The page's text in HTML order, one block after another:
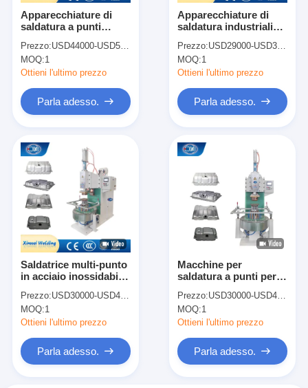
Apparecchiature di
saldatura a punti
saldatura a barre di
acciaio a maglia di filo
Prezzo:USD44000-USD50000
MOQ:1
Ottieni l'ultimo prezzo
Parla adesso.
Apparecchiature di
saldatura industriali
per serbatoi di
carburante
Prezzo:USD29000-USD39000
MOQ:1
Ottieni l'ultimo prezzo
Parla adesso.
Saldatrice multi-punto
in acciaio inossidabile
alluminio serbatoio di
combustibile
Prezzo:USD30000-USD40000
MOQ:1
Ottieni l'ultimo prezzo
Parla adesso.
Macchine per
saldatura a punti per
per autoveicoli
galvanizzati
Prezzo:USD30000-USD40000
MOQ:1
Ottieni l'ultimo prezzo
Parla adesso.